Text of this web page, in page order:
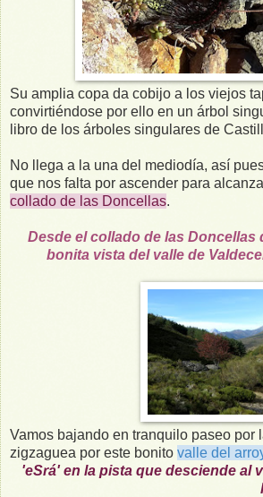
Su amplia copa da cobijo a los viejos
convirtiéndose por ello en un árbol
libro de los árboles singulares de
No llega a la una del mediodía, así
que nos falta por ascender para
collado de las Doncellas.
Desde el collado de las Doncellas
bonita vista del valle de
Vamos bajando en tranquilo paseo por
zigzaguea por este bonito valle del
'eSrá' en la pista que desciende al